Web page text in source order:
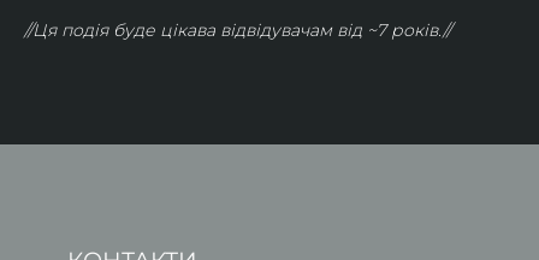
//Ця подія буде цікава відвідувачам від ~7 років.//